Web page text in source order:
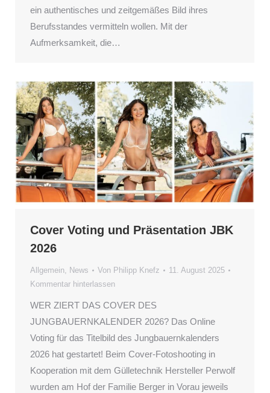
ein authentisches und zeitgemäßes Bild ihres
Berufsstandes vermitteln wollen. Mit der
Aufmerksamkeit, die…
Cover Voting und Präsentation JBK
2026
Allgemein, News Von Philipp Knefz
11. August 2025
Kommentar hinterlassen
WER ZIERT DAS COVER DES
JUNGBAUERNKALENDER 2026? Das Online
Voting für das Titelbild des Jungbauernkalenders
2026 hat gestartet! Beim Cover-Fotoshooting in
Kooperation mit dem Gülletechnik Hersteller Perwolf
wurden am Hof der Familie Berger in Vorau jeweils